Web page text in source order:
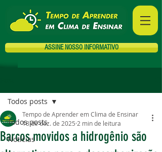
ASSINE NOSSO INFORMATIVO
Todos posts
Notícias
Todos posts
Barcos movidos a hidrogênio são
Tempo de Aprender em Clima de Ensinar
18 de dez. de 2025 2 min de leitura